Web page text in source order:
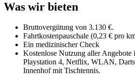
Was wir bieten
Bruttovergütung von 3.130 €.
Fahrtkostenpauschale (0,23 € pro
Ein medizinischer Check
Kostenlose Nutzung aller Angebote
Playstation 4, Netflix, WLAN,
Innenhof mit Tischtennis.